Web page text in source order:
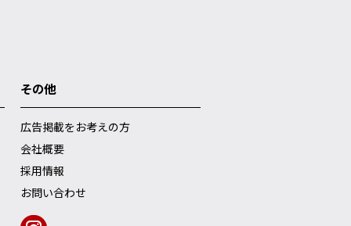
その他
広告掲載をお考えの方
会社概要
採用情報
お問い合わせ